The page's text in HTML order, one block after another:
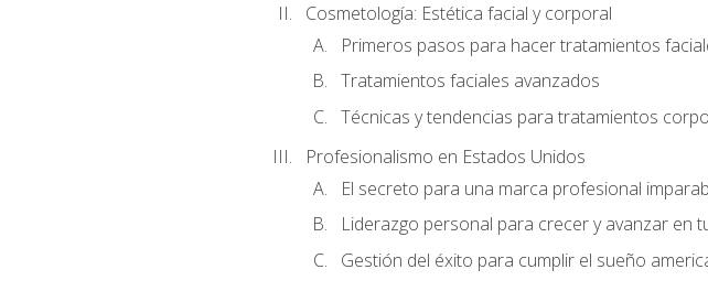
Cosmetología: Estética facial y corporal
Primeros pasos para hacer tratamientos
Tratamientos faciales avanzados
Técnicas y tendencias para tratamientos
Profesionalismo en Estados Unidos
El secreto para una marca profesional
Liderazgo personal para crecer y avanzar en
Gestión del éxito para cumplir el sueño